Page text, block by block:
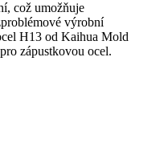
což umožňuje
výrobní
H13 od Kaihua Mold
zápustkovou ocel.